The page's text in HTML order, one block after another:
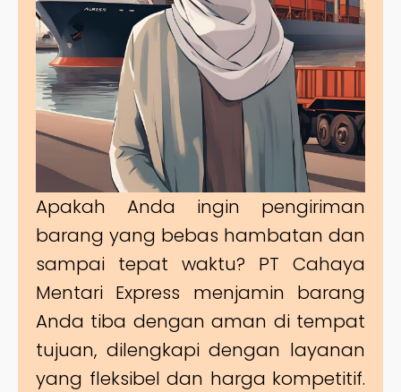
Apakah Anda ingin pengiriman
barang yang bebas hambatan dan
sampai tepat waktu? PT Cahaya
Mentari Express menjamin barang
Anda tiba dengan aman di tempat
tujuan, dilengkapi dengan layanan
yang fleksibel dan harga kompetitif.